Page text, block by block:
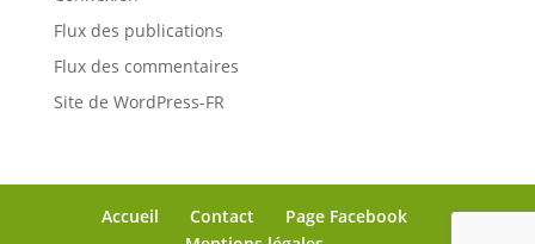
Flux des publications
Flux des commentaires
Site de WordPress-FR
Accueil Contact
Page Facebook